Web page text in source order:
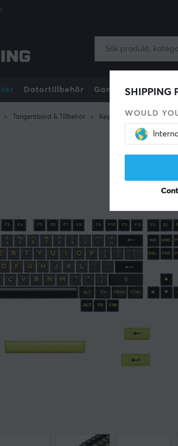
Datortillbehör Gamingdator
SHIPPING
WOULD
Tangentbord & Tillbehör Keycaps